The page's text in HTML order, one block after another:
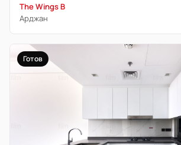
The Wings B
Арджан
Готов